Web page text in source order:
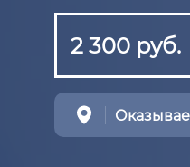
2 300 руб.